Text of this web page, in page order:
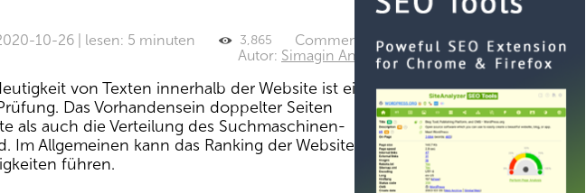
Comments: 0
3,865
10-26 | lesen: 5 minuten
Autor: Simagin Andrey
von Texten innerhalb der Website ist eines
Das Vorhandensein doppelter Seiten
als auch die Verteilung des Suchmaschinen-
Allgemeinen kann das Ranking der Website
führen.